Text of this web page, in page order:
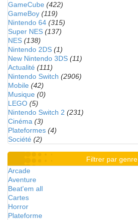
GameCube (422)
GameBoy (119)
Nintendo 64 (315)
Super NES (137)
NES (138)
Nintendo 2DS (1)
New Nintendo 3DS (11)
Actualité (111)
Nintendo Switch (2906)
Mobile (42)
Musique (0)
LEGO (5)
Nintendo Switch 2 (231)
Cinéma (3)
Plateformes (4)
Société (2)
Filtrer par genre
Arcade
Aventure
Beat'em all
Cartes
Horror
Plateforme